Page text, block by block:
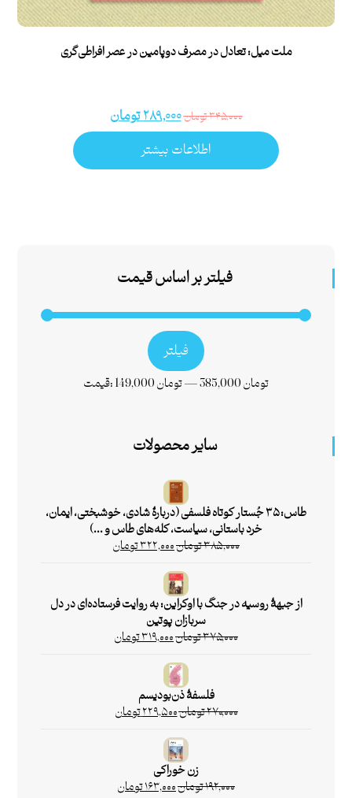
ملت میل: تعادل در مصرف دوپامین در عصر افراطی‌گری
۳۴۵,۰۰۰تومان۲۸۹,۰۰۰تومان
اطلاعات بیشتر
فیلتر بر اساس قیمت
فیلتر
قیمت: 149,000 تومان— 385,000 تومان
سایر محصولات
طاس: ۳۵ جُستار کوتاه فلسفی (دربارۀ شادی، خوشبختی، ایمان،
خرد باستانی، سیاست، کله‌های طاس و ...)
۳۸۵,۰۰۰تومان۳۲۲,۰۰۰تومان
از جبهۀ روسیه در جنگ با اوکراین: به روایت فرستاده‌ای در دل
سربازان پوتین
۳۷۵,۰۰۰تومان۳۱۹,۰۰۰تومان
فلسفۀ ذن‌بودیسم
۲۷۰,۰۰۰تومان۲۲۹,۵۰۰تومان
زن‌ خوراکی
۱۹۲,۰۰۰تومان۱۶۳,۰۰۰تومان